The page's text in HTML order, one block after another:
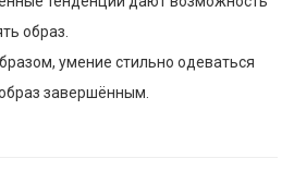
образ.
умение стильно одеваться
завершённым.